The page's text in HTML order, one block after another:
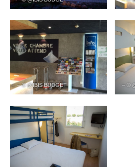
– © @IBIS BUDGET – ©